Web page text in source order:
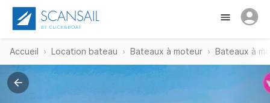
Accueil Location bateau Bateaux à moteur Bateaux à